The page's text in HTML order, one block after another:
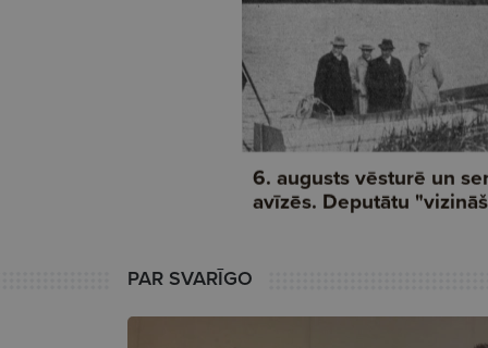
PAR SVARĪGO